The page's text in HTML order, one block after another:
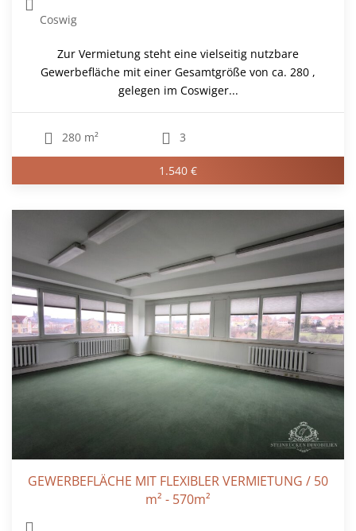
Coswig
Zur Vermietung steht eine vielseitig nutzbare
Gewerbefläche mit einer Gesamtgröße von ca. 280 ,
gelegen im Coswiger...
280 m² 3
1.540 €
GEWERBEFLÄCHE MIT FLEXIBLER VERMIETUNG / 50
m² - 570m²